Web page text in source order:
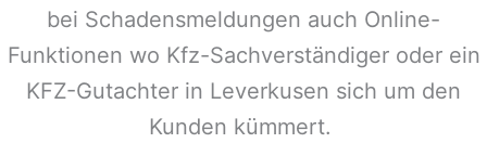
bei Schadensmeldungen auch Online-
Funktionen wo Kfz-Sachverständiger oder ein
KFZ-Gutachter in Leverkusen sich um den
Kunden kümmert.